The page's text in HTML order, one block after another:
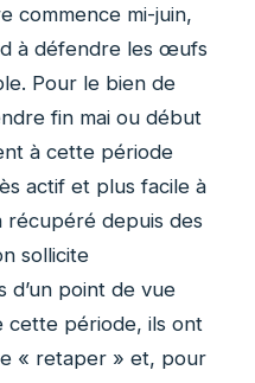
commence mi-juin,
à défendre les œufs
Pour le bien de
fin mai ou début
à cette période
actif et plus facile à
depuis des
sollicite
d’un point de vue
cette période, ils ont
« retaper » et, pour